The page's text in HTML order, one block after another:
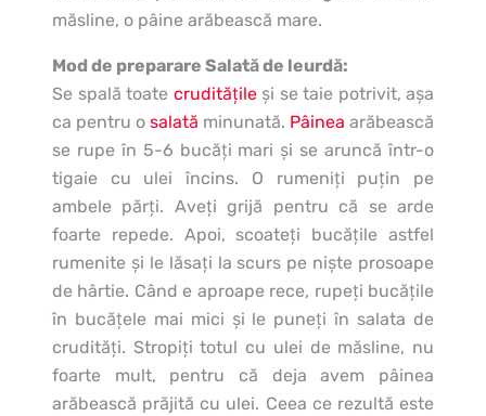
măsline, o pâine arăbească mare.
Mod de preparare Salată de leurdă:
Se spală toate crudităţileşi se taie potrivit, aşa
ca pentru o salată minunată. Pâinea arăbească
se rupe în 5-6 bucăţi mari şi se aruncă într-o
tigaie cu ulei încins. O rumeniţi puţin pe
ambele părţi. Aveţi grijă pentru că se arde
foarte repede. Apoi, scoateţi bucăţile astfel
rumenite şi le lăsaţi la scurs pe nişte prosoape
de hârtie. Când e aproape rece, rupeţi bucăţile
în bucăţele mai mici şi le puneţi în salata de
crudităţi. Stropiţi totul cu ulei de măsline, nu
foarte mult, pentru că deja avem pâinea
arăbească prăjită cu ulei. Ceea ce rezultă este